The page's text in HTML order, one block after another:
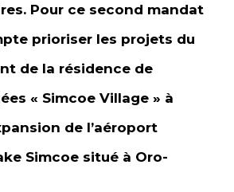
Pour ce second mandat
prioriser les projets du
de la résidence de
« Simcoe Village » à
de l’aéroport
Simcoe situé à Oro-